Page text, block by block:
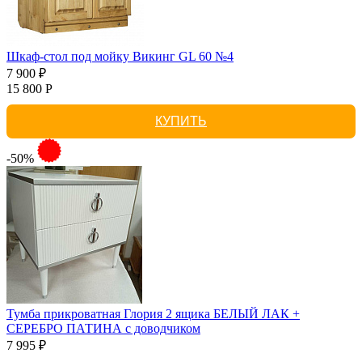
Шкаф-стол под мойку Викинг GL 60 №4
7 900 ₽
15 800 Р
КУПИТЬ
-50%
Тумба прикроватная Глория 2 ящика БЕЛЫЙ ЛАК +
СЕРЕБРО ПАТИНА с доводчиком
7 995 ₽